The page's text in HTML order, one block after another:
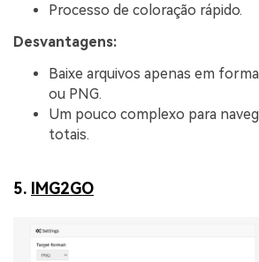
Processo de coloração rápido.
Desvantagens:
Baixe arquivos apenas em
ou PNG.
Um pouco complexo para
totais.
5. IMG2GO